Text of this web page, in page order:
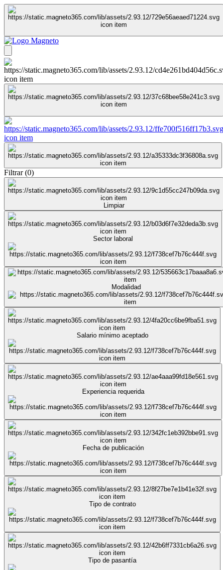
Filtrar(0)
Limpiar
Sector laboral
Modalidad
Salario mínimo aceptado
Experiencia requerida
Fecha de publicación
Tipo de contrato
Tipo de pasantía